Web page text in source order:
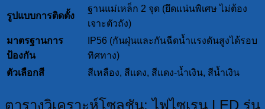
รูปแบบการติดตั้ง
ฐานแม่เหล็ก 2 จุด (ยึดแน่นพิเศษ ไม่ต้อง
เจาะตัวถัง)
มาตรฐานการ
ป้องกัน
IP56 (กันฝุ่นและกันฉีดน้ำแรงดันสูงได้รอบ
ทิศทาง)
ตัวเลือกสี
สีเหลือง, สีแดง, สีแดง-น้ำเงิน, สีน้ำเงิน
ตารางวิเคราะห์โซลูชัน: ไฟไซเรน LED รุ่น